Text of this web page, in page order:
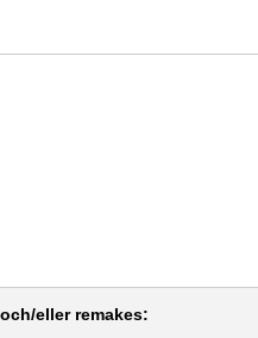
eller remakes: